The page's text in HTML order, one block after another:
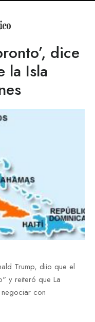
dice
la Isla
Trump, diio que el
y reiteró que La
con